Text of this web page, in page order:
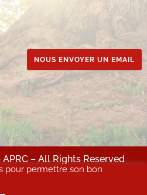
NOUS ENVOYER UN EMAIL
– All Rights Reserved
: propriété de l'APRC – Directrice de
pour permettre son bon